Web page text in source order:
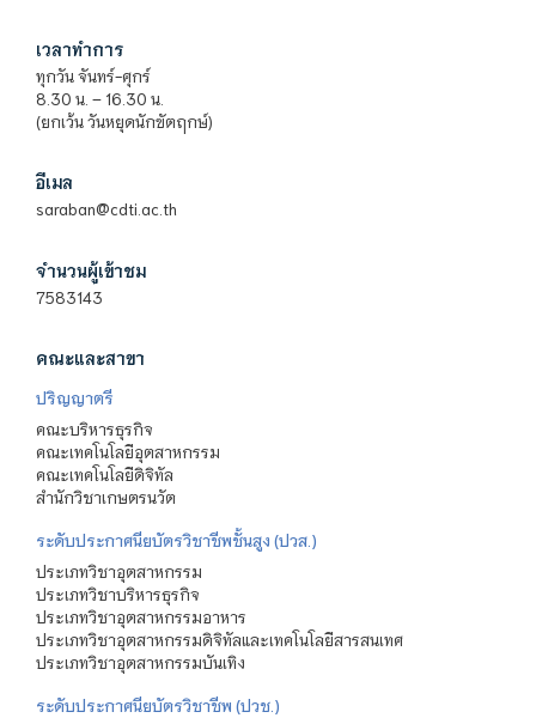
เวลาทำการ
ทุกวัน จันทร์-ศุกร์
8.30 น. – 16.30 น.
(ยกเว้น วันหยุดนักขัตฤกษ์)
อีเมล
saraban@cdti.ac.th
จำนวนผู้เข้าชม
7583143
คณะและสาขา
ปริญญาตรี
คณะบริหารธุรกิจ
คณะเทคโนโลยีอุตสาหกรรม
คณะเทคโนโลยีดิจิทัล
สำนักวิชาเกษตรนวัต
ระดับประกาศนียบัตรวิชาชีพชั้นสูง (ปวส.)
ประเภทวิชาอุตสาหกรรม
ประเภทวิชาบริหารธุรกิจ
ประเภทวิชาอุตสาหกรรมอาหาร
ประเภทวิชาอุตสาหกรรมดิจิทัลและเทคโนโลยีสารสนเทศ
ประเภทวิชาอุตสาหกรรมบันเทิง
ระดับประกาศนียบัตรวิชาชีพ (ปวช.)